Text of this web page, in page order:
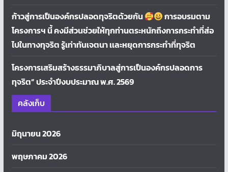
ก้าวสู่การเป็นองค์กรปลอดทุจริตด้วยกัน
การอบรมตาม
โครงการฯ นี้ คงมีส่วนช่วยให้ทุกท่านตระหนักถึงการกระทำที่ส่อ
ไปในทางทุจริต รู้เท่าทันเจตนา เเละหยุดการกระทำที่ทุจริต
โครงการเสริมสร้างธรรมาภิบาลสู่การเป็นองค์กรปลอดการ
ทุจริต” ประจำปีงบประมาณ พ.ศ. 2569
คลังเก็บ
มิถุนายน 2026
พฤษภาคม 2026